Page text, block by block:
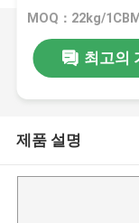
MOQ：22kg/1CBM
최고의
제품 설명